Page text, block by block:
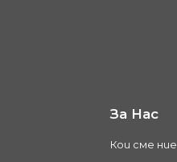
За Нас
Кои сме ние